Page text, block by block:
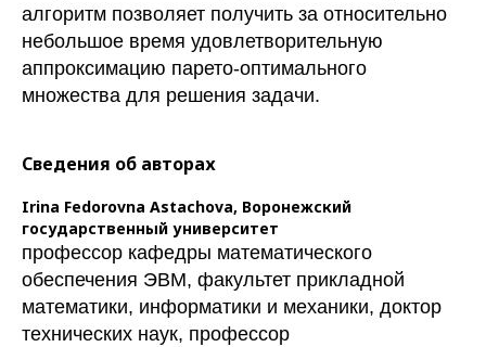
алгоритм позволяет получить за относительно
небольшое время удовлетворительную
аппроксимацию парето-оптимального
множества для решения задачи.
Сведения об авторах
Irina Fedorovna Astachova, Воронежский
государственный университет
профессор кафедры математического
обеспечения ЭВМ, факультет прикладной
математики, информатики и механики, доктор
технических наук, профессор